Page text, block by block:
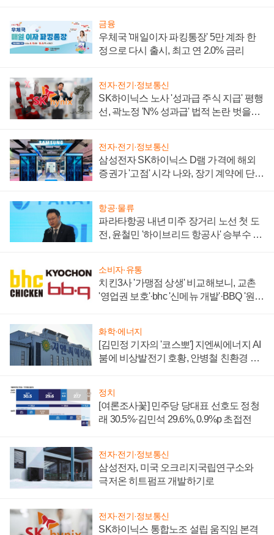
금융
우체국 '매일이자 파킹통장' 5만 계좌 한
정으로 다시 출시, 최고 연 2.0% 금리
전자·전기·정보통신
SK하이닉스 노사 '성과급 주식 지급' 평행
선, 곽노정 'N% 성과급' 법적 논란 벗을지
전자·전기·정보통신
삼성전자 SK하이닉스 D램 가격에 해외
증권가 '고점' 시각 나와, 장기 계약에 단점
항공·물류
파라타항공 내년 미주 장거리 노선 첫 도
전, 윤철민 '하이브리드 항공사' 승부수 통
소비자·유통
치킨3사 '가맹점 상생' 비교해보니, 교촌
'영업권 보호'·bhc '신메뉴 개발'·BBQ '원가
화학·에너지
[김민정 기자의 '코스뽀'] 지엔씨에너지 AI
붐에 비상발전기 호황, 안병철 친환경 에
정치
[여론조사꽃] 민주당 당대표 선호도 정청
래 30.5%·김민석 29.6%, 0.9%p 초접전
전자·전기·정보통신
삼성전자, 미국 오크리지국립연구소와
극저온 히트펌프 개발하기로
전자·전기·정보통신
SK하이닉스 통합노조 설립 움직임 본격